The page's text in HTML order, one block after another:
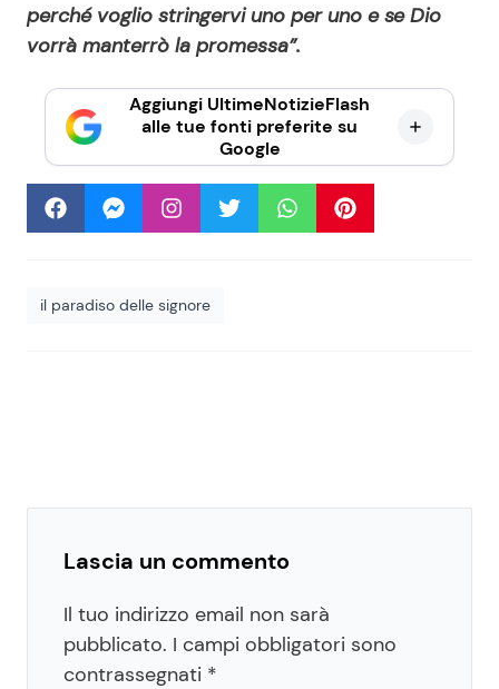
perché voglio stringervi uno per uno e se Dio
vorrà manterrò la promessa”.
Aggiungi UltimeNotizieFlash
alle tue fonti preferite su
Google
il paradiso delle signore
Lascia un commento
Il tuo indirizzo email non sarà
pubblicato. I campi obbligatori sono
contrassegnati *